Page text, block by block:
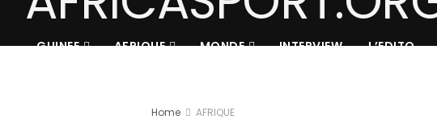
GUINEE AFRIQUE MONDE INTERVIEW L’EDITO
Home AFRIQUE